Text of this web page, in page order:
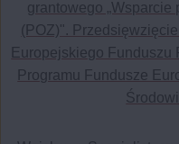
grantowego
(POZ)".
Europejskiego Funduszu
Programu Fundusze